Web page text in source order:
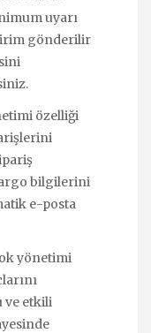
uyarı
gönderilir
özelliği
bilgilerini
e-posta
yönetimi
ve etkili